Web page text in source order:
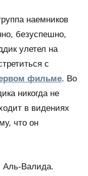
наемников
безуспешно,
улетел на
с
фильме. Во
никогда не
в видениях
что он
Аль-Валида.